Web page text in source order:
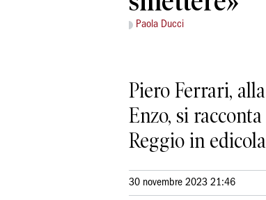
Paola Ducci
Piero Ferrari,
Enzo, si
Reggio in
30 novembre 2023 21:46